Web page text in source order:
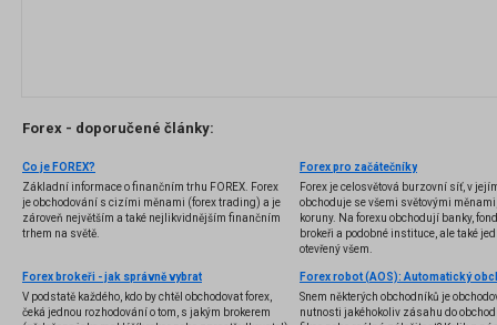
Forex - doporučené články:
Co je FOREX?
Základní informace o finančním trhu FOREX. Forex
je obchodování s cizími měnami (forex trading) a je
zároveň největším a také nejlikvidnějším finančním
trhem na světě.
Forex pro začátečníky
Forex je celosvětová burzovní síť, v
obchoduje se všemi světovými
koruny. Na forexu obchodují banky,
brokeři a podobné instituce, ale také
otevřený všem.
Forex brokeři - jak správně vybrat
V podstatě každého, kdo by chtěl obchodovat forex,
čeká jednou rozhodování o tom, s jakým brokerem
Snem některých obchodníků je
nutnosti jakéhokoliv zásahu do